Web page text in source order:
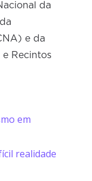
da
e da
e Recintos
em
realidade